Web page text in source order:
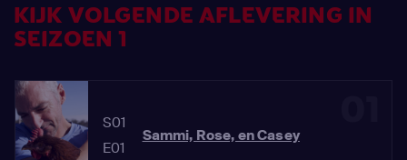
KIJK VOLGENDE AFLEVERING IN
SEIZOEN 1
S01
E01
Sammi, Rose, en Casey